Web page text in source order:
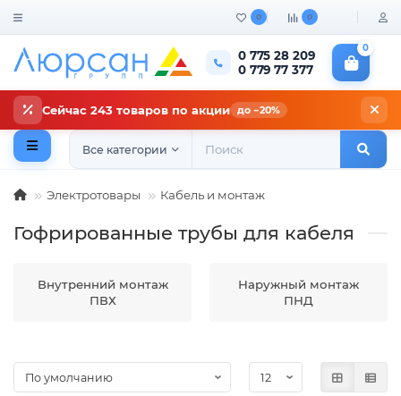
0 0
0 775 28 209
0 779 77 377
0
Сейчас 243 товаров по акции до −20%
Все категории
Электротовары Кабель и монтаж
Гофрированные трубы для кабеля
Внутренний монтаж
ПВХ
Наружный монтаж
ПНД